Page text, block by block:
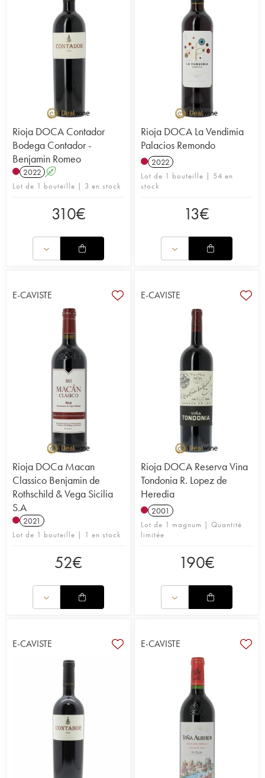
Rioja DOCA Contador
Bodega Contador -
Benjamin Romeo
2022 A
Lot de 1 bouteille | 3 en stock
310€
Rioja DOCA La Vendimia
Palacios Remondo
2022
Lot de 1 bouteille | 54 en
stock
13€
E-CAVISTE
Rioja DOCa Macan
Classico Benjamin de
Rothschild & Vega Sicilia
S.A
2021
Lot de 1 bouteille | 1 en stock
52€
E-CAVISTE
Rioja DOCA Reserva Vina
Tondonia R. Lopez de
Heredia
2001
Lot de 1 magnum | Quantité
limitée
190€
E-CAVISTE E-CAVISTE